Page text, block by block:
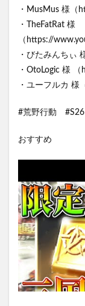
・MusMus 様（
・TheFatRat 様
（https://
・びたみんちぃ
・OtoLogic 様
・ユーフルカ 様
#荒野行動
おすすめ